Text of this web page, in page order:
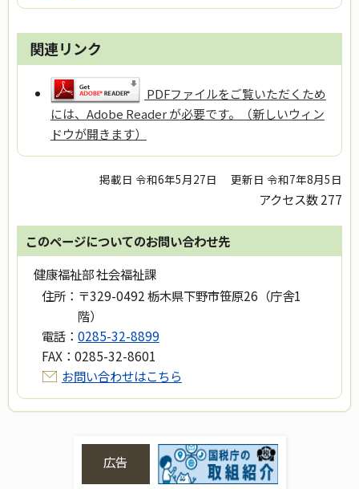
関連リンク
PDFファイルをご覧いただくため
には、Adobe Reader が必要です。（新しいウィン
ドウが開きます）
掲載日 令和6年5月27日 更新日 令和7年8月5日
アクセス数277
このページについてのお問い合わせ先
健康福祉部 社会福祉課
住所： 〒329-0492 栃木県下野市笹原26（庁舎1
階）
電話： 0285-32-8899
FAX： 0285-32-8601
お問い合わせはこちら
広告